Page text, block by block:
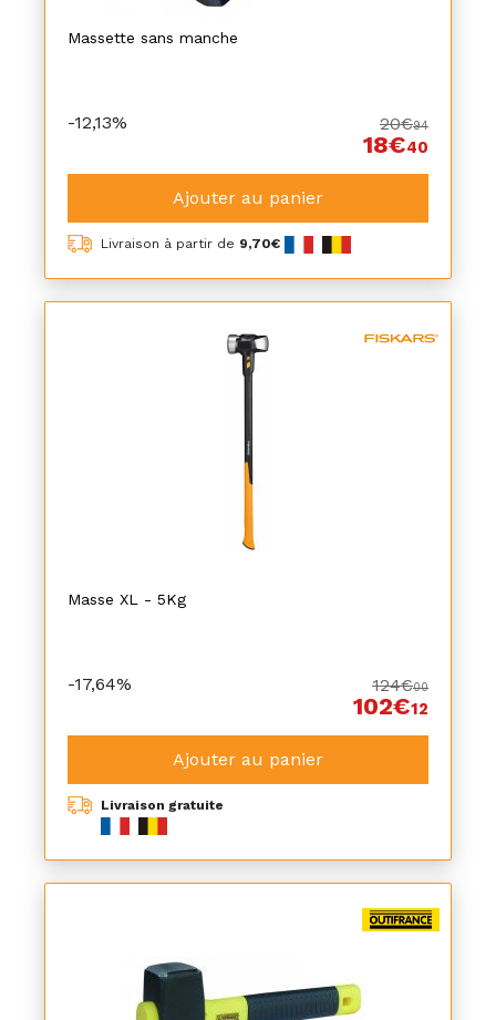
Massette sans manche
-12,13% 20€94
18€40
Ajouter au panier
Livraison à partir de 9,70€
Masse XL - 5Kg
-17,64% 124€00
102€12
Ajouter au panier
Livraison gratuite